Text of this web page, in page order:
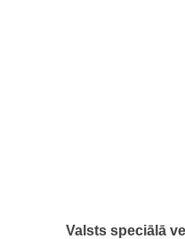
Valsts speciālā